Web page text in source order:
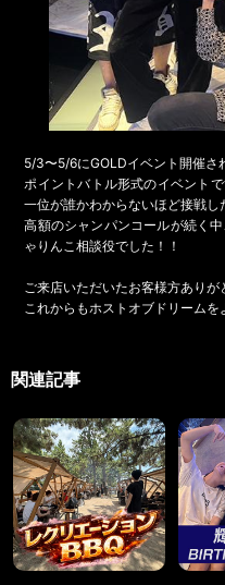
5/3〜5/6にGOLDイベント開催さ
ポイントバトル形式のイベント
一位が誰かわからないほど接戦し
高額のシャンパンコールが続く
ゃりんこ相談役でした！！
ご来店いただいたお客様方ありが
これからもホストオブドリームを
関連記事